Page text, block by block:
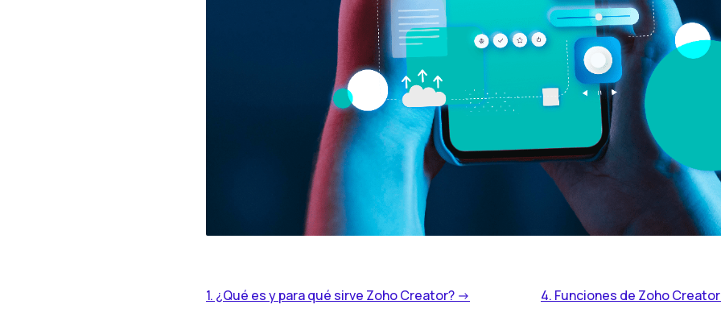
1. ¿Qué es y para qué sirve Zoho Creator? -> 4. Funciones de Zoho